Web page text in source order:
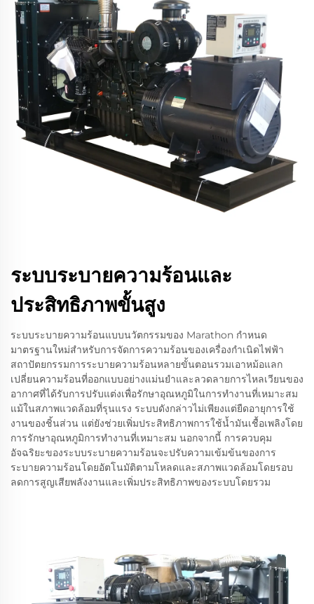
ระบบระบายความร้อนและ
ประสิทธิภาพขั้นสูง
ระบบระบายความร้อนแบบนวัตกรรมของ Marathon กำหนด
มาตรฐานใหม่สำหรับการจัดการความร้อนของเครื่องกำเนิดไฟฟ้า
สถาปัตยกรรมการระบายความร้อนหลายขั้นตอนรวมเอาหม้อแลก
เปลี่ยนความร้อนที่ออกแบบอย่างแม่นยำและลวดลายการไหลเวียนของ
อากาศที่ได้รับการปรับแต่งเพื่อรักษาอุณหภูมิในการทำงานที่เหมาะสม
แม้ในสภาพแวดล้อมที่รุนแรง ระบบดังกล่าวไม่เพียงแต่ยืดอายุการใช้
งานของชิ้นส่วน แต่ยังช่วยเพิ่มประสิทธิภาพการใช้น้ำมันเชื้อเพลิงโดย
การรักษาอุณหภูมิการทำงานที่เหมาะสม นอกจากนี้ การควบคุม
อัจฉริยะของระบบระบายความร้อนจะปรับความเข้มข้นของการ
ระบายความร้อนโดยอัตโนมัติตามโหลดและสภาพแวดล้อมโดยรอบ
ลดการสูญเสียพลังงานและเพิ่มประสิทธิภาพของระบบโดยรวม